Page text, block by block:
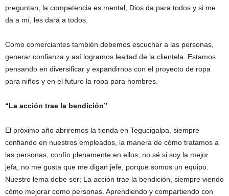
preguntan, la competencia es mental, Dios da para todos y si me
da a mí, les dará a todos.
Como comerciantes también debemos escuchar a las personas,
generar confianza y así logramos lealtad de la clientela. Estamos
pensando en diversificar y expandirnos con el proyecto de ropa
para niños y en el futuro la ropa para hombres.
“La acción trae la bendición”
El próximo año abriremos la tienda en Tegucigalpa, siempre
confiando en nuestros empleados, la manera de cómo tratamos a
las personas, confío plenamente en ellos, no sé si soy la mejor
jefa, no me gusta que me digan jefe, porque somos un equipo.
Nuestro lema debe ser; La acción trae la bendición, siempre viendo
cómo mejorar como personas. Aprendiendo y compartiendo con